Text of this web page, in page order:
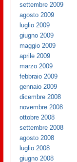
settembre 2009
agosto 2009
luglio 2009
giugno 2009
maggio 2009
aprile 2009
marzo 2009
febbraio 2009
gennaio 2009
dicembre 2008
novembre 2008
ottobre 2008
settembre 2008
agosto 2008
luglio 2008
giugno 2008